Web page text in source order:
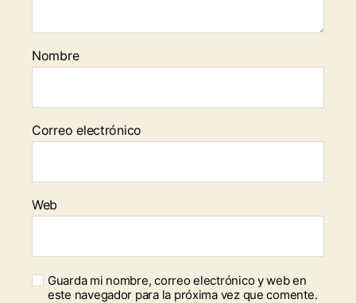
Nombre
Correo electrónico
Web
Guarda mi nombre, correo electrónico y web en
este navegador para la próxima vez que comente.